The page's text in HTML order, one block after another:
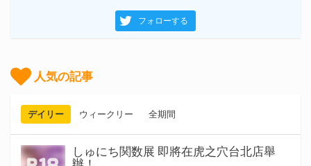
フォローする
人気の記事
デイリー ウィークリー 全期間
しゅにち関数展 即將在虎之穴台北店舉